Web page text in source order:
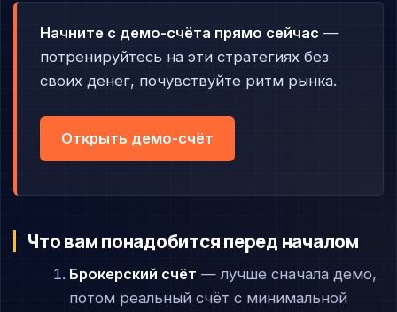
Начните с демо-счёта прямо сейчас —
потренируйтесь на эти стратегиях без
своих денег, почувствуйте ритм рынка.
Открыть демо-счёт
Что вам понадобится перед началом
Брокерский счёт — лучше сначала демо,
потом реальный счёт с минимальной